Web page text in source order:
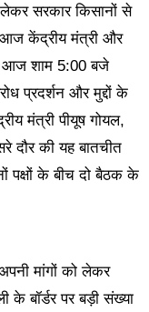
सरकार किसानों से
आज केंद्रीय मंत्री और
आज शाम 5:00 बजे
प्रदर्शन और मुद्दों के
मंत्री पीयूष गोयल,
दौर की यह बातचीत
पक्षों के बीच दो बैठक के
मांगों को लेकर
के बॉर्डर पर बड़ी संख्या